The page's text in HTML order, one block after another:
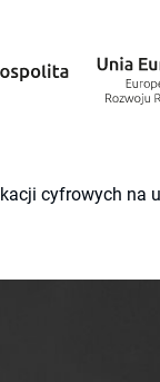
cyfrowych na